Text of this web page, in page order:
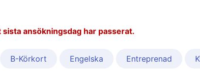
ansökningsdag har passerat.
B-Körkort Engelska Entreprenad